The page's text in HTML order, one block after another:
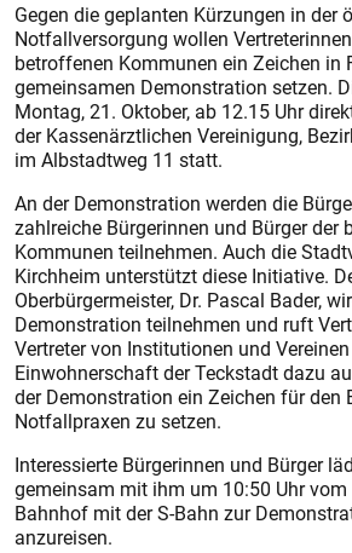
Gegen die geplanten Kürzungen in der
Notfallversorgung wollen
betroffenen Kommunen ein Zeichen in
gemeinsamen Demonstration setzen.
Montag, 21. Oktober, ab 12.15 Uhr
der Kassenärztlichen Vereinigung,
im Albstadtweg 11 statt.
An der Demonstration werden die
zahlreiche Bürgerinnen und Bürger der
Kommunen teilnehmen. Auch die
Kirchheim unterstützt diese Initiative.
Oberbürgermeister, Dr. Pascal Bader,
Demonstration teilnehmen und ruft
Vertreter von Institutionen und
Einwohnerschaft der Teckstadt dazu
der Demonstration ein Zeichen für den
Notfallpraxen zu setzen.
Interessierte Bürgerinnen und Bürger
gemeinsam mit ihm um 10:50 Uhr
Bahnhof mit der S-Bahn zur
anzureisen.